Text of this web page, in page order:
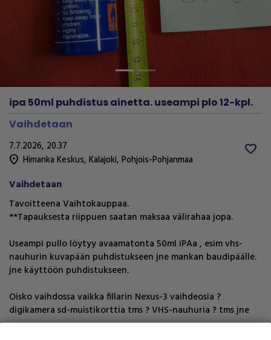
ipa 50ml puhdistus ainetta. useampi plo 12-kpl.
Vaihdetaan
favorite
7.7.2026, 20.37
location_on Himanka Keskus, Kalajoki, Pohjois-Pohjanmaa
Vaihdetaan
Tavoitteena Vaihtokauppaa.
**Tapauksesta riippuen saatan maksaa välirahaa jopa.
Useampi pullo löytyy avaamatonta 50ml iPAa , esim vhs-
nauhurin kuvapään puhdistukseen jne mankan baudipäälle.
jne käyttöön puhdistukseen.
Oisko vaihdossa vaikka fillarin Nexus-3 vaihdeosia ?
digikamera sd-muistikorttia tms ? VHS-nauhuria ? tms jne